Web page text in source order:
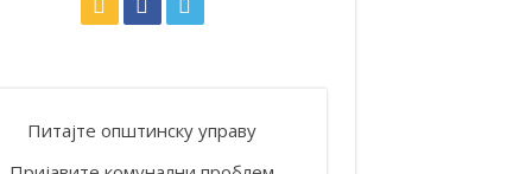
Питајте општинску управу